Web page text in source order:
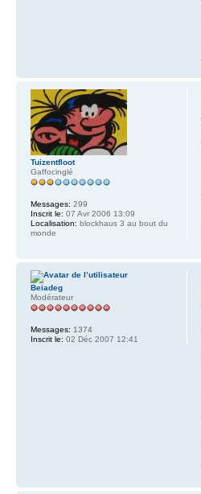
Tuizentfloot
Gaffocinglé
Messages: 299
Inscrit le: 07 Avr 2006 13:09
Localisation: blockhaus 3 au bout du
monde
Beiadeg
Modérateur
Messages: 1374
Inscrit le: 02 Déc 2007 12:41